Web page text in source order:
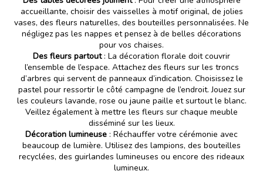
accueillante, choisir des vaisselles à motif original, de jolies
vases, des fleurs naturelles, des bouteilles personnalisées. Ne
négligez pas les nappes et pensez à de belles décorations
pour vos chaises.
Des fleurs partout: La décoration florale doit couvrir
l’ensemble de l’espace. Attachez des fleurs sur les troncs
d’arbres qui servent de panneaux d’indication. Choisissez le
pastel pour ressortir le côté campagne de l’endroit. Jouez sur
les couleurs lavande, rose ou jaune paille et surtout le blanc.
Veillez également à mettre les fleurs sur chaque meuble
disséminé sur les lieux.
Décoration lumineuse : Réchauffer votre cérémonie avec
beaucoup de lumière. Utilisez des lampions, des bouteilles
recyclées, des guirlandes lumineuses ou encore des rideaux
lumineux.